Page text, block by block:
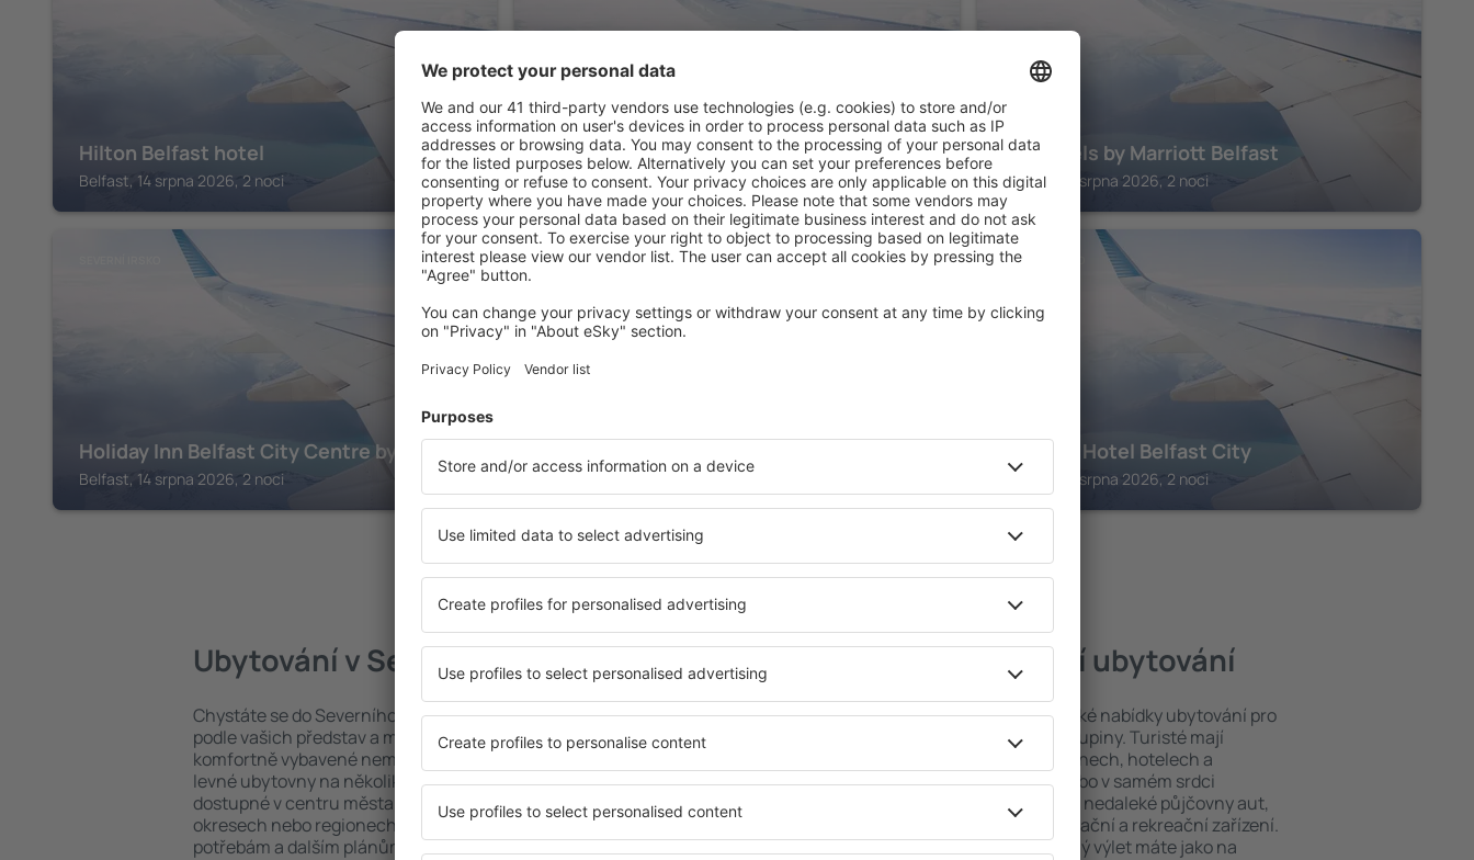
Hilton Belfast hotel
Belfast, 14 srpna 2026, 2 noci
Hampton by Hilton Belfast City Centre
Belfast, 14 srpna 2026, 2 noci
AC Hotels by Marriott Belfast
Belfast, 14 srpna 2026, 2 noci
Holiday Inn Belfast City Centre by IHG
Belfast, 14 srpna 2026, 2 noci
SEVERNÍ IRSKO
Belfast, 14 srpna 2026, 2 noci
SEVERNÍ IRSKO
Clayton Hotel Belfast City
Belfast, 14 srpna 2026, 2 noci
Podívejte se na další nabídky v Severním Irsku
Ubytování v Severním Irsku
Chystáte se do Severního Irska? Najděte si ubytování přesně
podle vašich představ a možností. Můžete využít prostorné,
komfortně vybavené nemovitosti s četnými vymoženostmi, jakož i
levné ubytovny na několik dní. Ubytování v Severním Irsku je
dostupné v centru města, poblíž letiště i v méně vyhledávaných
okresech nebo regionech. Přizpůsobte ubytování vašim
potřebám a dalším plánům.
Severní Irsko – nejlepší ubytování
v Severním Irsku si můžete vybrat ze široké nabídky ubytování pro
jednotlivce, páry, rodiny, seniory nebo skupiny. Turisté mají
možnost přenocovat v různých apartmánech, hotelech a
penzionech – v poklidných oblastech nebo v samém srdci
Severního Irska . Mezi další výhody patří i nedaleké půjčovny aut,
veřejná doprava, četné obchody, restaurační a rekreační zařízení.
Všechno nezbytné pro nezapomenutelný výlet máte jako na